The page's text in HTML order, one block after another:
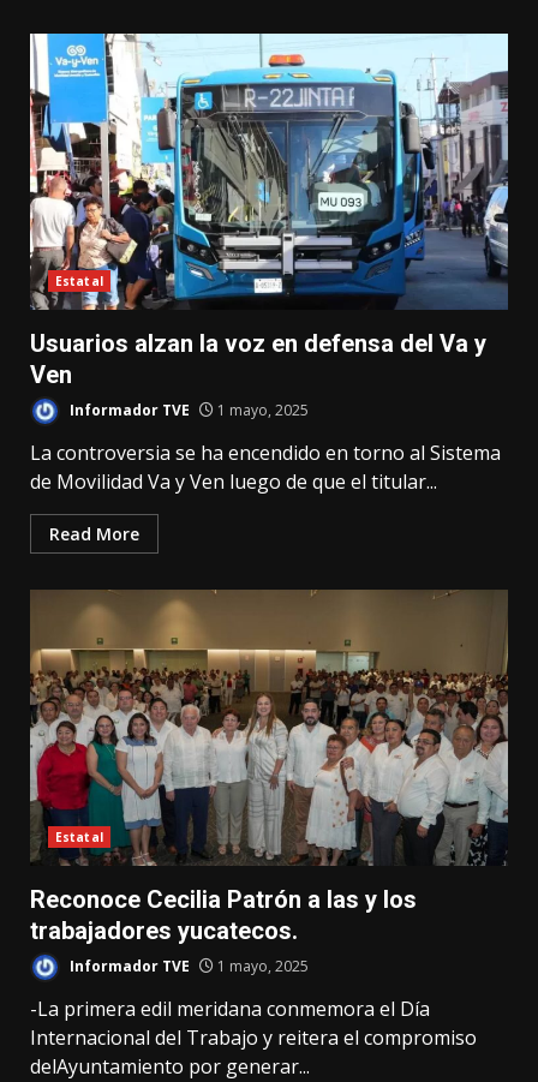
Estatal
Usuarios alzan la voz en defensa del Va y
Ven
Informador TVE 1 mayo, 2025
La controversia se ha encendido en torno al Sistema
de Movilidad Va y Ven luego de que el titular...
Read More
Estatal
Reconoce Cecilia Patrón a las y los
trabajadores yucatecos.
Informador TVE 1 mayo, 2025
-La primera edil meridana conmemora el Día
Internacional del Trabajo y reitera el compromiso
delAyuntamiento por generar...